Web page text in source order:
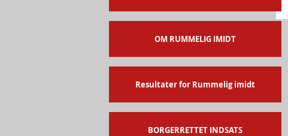
OM RUMMELIG IMIDT
Resultater for Rummelig imidt
BORGERRETTET INDSATS